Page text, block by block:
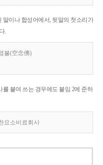
말이나 합성어에서, 뒷말의 첫소리가
.
불(空念佛)
붙여 쓰는 경우에도 붙임 2에 준하
요소비료회사